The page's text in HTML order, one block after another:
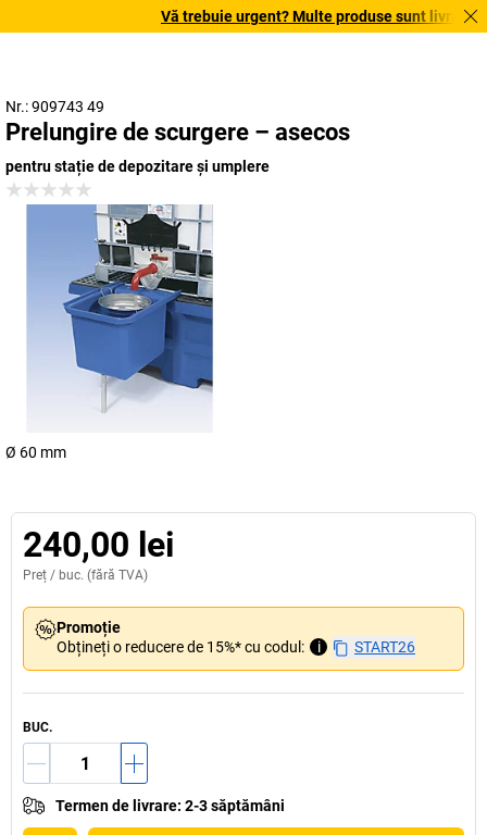
Vă trebuie urgent? Multe produse sunt livrate în
Nr.: 909743 49
Prelungire de scurgere – asecos
pentru stație de depozitare și umplere
Ø 60 mm
240,00 lei
Preț / buc. (fără TVA)
Promoție
Obțineți o reducere de 15%* cu codul:
i START26
BUC.
Termen de livrare: 2-3 săptămâni